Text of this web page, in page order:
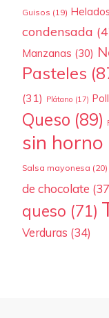
Guisos (19) Helados
condensada
Manzanas (30)
Pasteles
(31) Plátano (17)
Queso (89)
sin horno
Salsa mayonesa (20)
de chocolate
queso (71)
Verduras (34)